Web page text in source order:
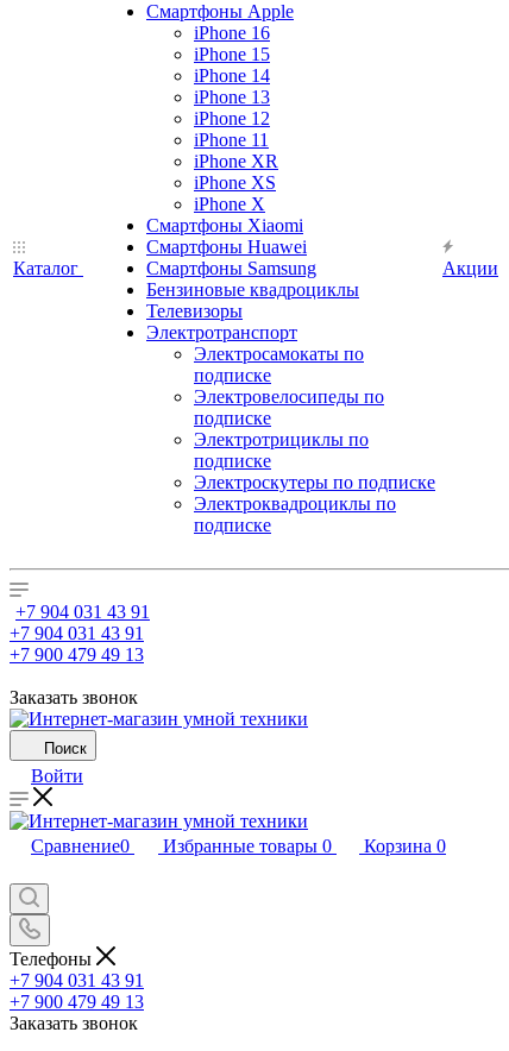
Каталог
Смартфоны Apple
iPhone 16
iPhone 15
iPhone 14
iPhone 13
iPhone 12
iPhone 11
iPhone XR
iPhone XS
iPhone X
Смартфоны Xiaomi
Смартфоны Huawei
Смартфоны Samsung
Бензиновые квадроциклы
Телевизоры
Электротранспорт
Электросамокаты по
подписке
Электровелосипеды по
подписке
Электротрициклы по
подписке
Электроскутеры по подписке
Электроквадроциклы по
подписке
Акции
+7 904 031 43 91
+7 904 031 43 91
+7 900 479 49 13
Заказать звонок
Поиск
Войти
Сравнение0 Избранные товары 0 Корзина 0
Телефоны
+7 904 031 43 91
+7 900 479 49 13
Заказать звонок